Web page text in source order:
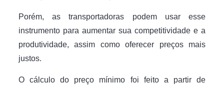
Porém, as transportadoras podem usar esse
instrumento para aumentar sua competitividade e a
produtividade, assim como oferecer preços mais
justos.
O cálculo do preço mínimo foi feito a partir de